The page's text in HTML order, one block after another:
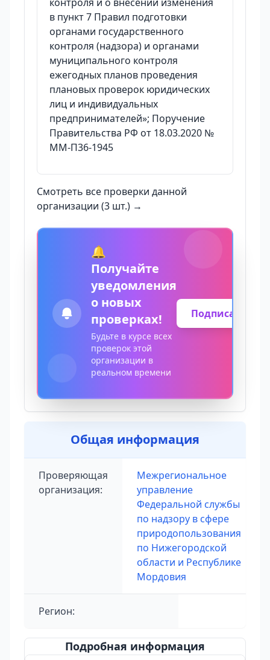
в пункт 7 Правил подготовки
органами государственного
контроля (надзора) и органами
муниципального контроля
ежегодных планов проведения
плановых проверок юридических
лиц и индивидуальных
предпринимателей»; Поручение
Правительства РФ от 18.03.2020 №
ММ-П36-1945
Смотреть все проверки данной
организации (3 шт.) →
🔔
Получайте
уведомления
о новых
проверках!
Будьте в курсе всех
проверок этой
организации в
реальном времени
Подписаться
Общая информация
Проверяющая
организация:
Межрегиональное
управление
Федеральной службы
по надзору в сфере
природопользования
по Нижегородской
области и Республике
Мордовия
Регион:
Подробная информация